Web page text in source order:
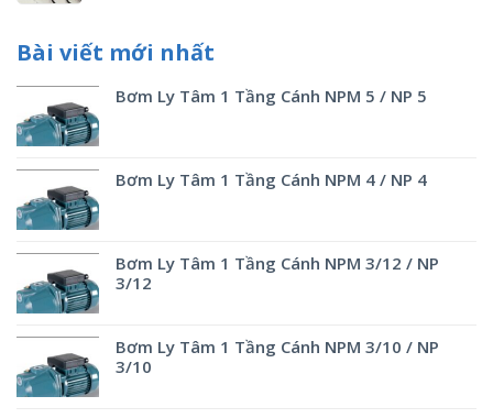
Bài viết mới nhất
Bơm Ly Tâm 1 Tầng Cánh NPM 5 / NP 5
Bơm Ly Tâm 1 Tầng Cánh NPM 4 / NP 4
Bơm Ly Tâm 1 Tầng Cánh NPM 3/12 / NP
3/12
Bơm Ly Tâm 1 Tầng Cánh NPM 3/10 / NP
3/10